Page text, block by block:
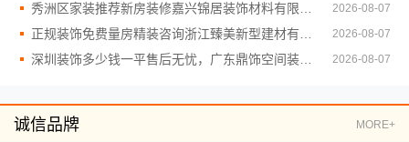
2026-08-07
2026-08-07
2026-08-07
诚信品牌 MORE+